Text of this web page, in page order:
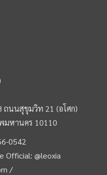
ถนนสุขุมวิท 21 (อโศก)
มหานคร 10110
0542
Official:@leoxia
/